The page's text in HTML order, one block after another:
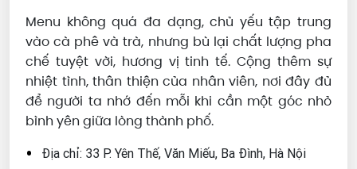
Menu không quá đa dạng, chủ yếu tập trung
vào cà phê và trà, nhưng bù lại chất lượng pha
chế tuyệt vời, hương vị tinh tế. Cộng thêm sự
nhiệt tình, thân thiện của nhân viên, nơi đây đủ
để người ta nhớ đến mỗi khi cần một góc nhỏ
bình yên giữa lòng thành phố.
Địa chỉ: 33 P. Yên Thế, Văn Miếu, Ba Đình, Hà Nội